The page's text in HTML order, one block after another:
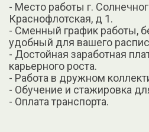
- Место работы г.
Краснофлотская, д 1.
- Сменный график работы,
удобный для вашего
- Достойная заработная
карьерного роста.
- Работа в дружном
- Обучение и стажировка
- Оплата транспорта.